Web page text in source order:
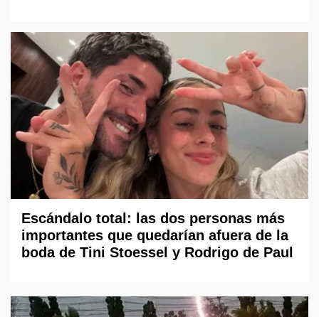
Escándalo total: las dos personas más
importantes que quedarían afuera de la
boda de Tini Stoessel y Rodrigo de Paul